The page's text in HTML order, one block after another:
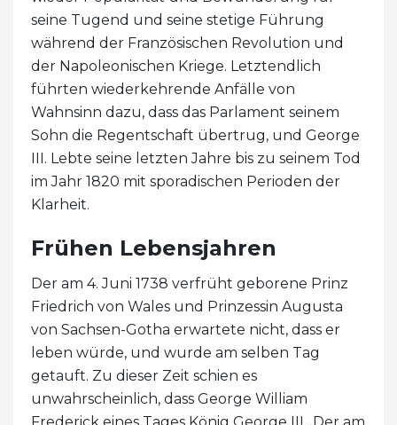
seine Tugend und seine stetige Führung
während der Französischen Revolution und
der Napoleonischen Kriege. Letztendlich
führten wiederkehrende Anfälle von
Wahnsinn dazu, dass das Parlament seinem
Sohn die Regentschaft übertrug, und George
III. Lebte seine letzten Jahre bis zu seinem Tod
im Jahr 1820 mit sporadischen Perioden der
Klarheit.
Frühen Lebensjahren
Der am 4. Juni 1738 verfrüht geborene Prinz
Friedrich von Wales und Prinzessin Augusta
von Sachsen-Gotha erwartete nicht, dass er
leben würde, und wurde am selben Tag
getauft. Zu dieser Zeit schien es
unwahrscheinlich, dass George William